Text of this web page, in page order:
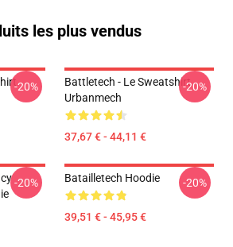
les plus vendus
-20%
Battletech - Le Sweatshirt
Urbanmech
37,67 € - 44,11 €
-20%
-20% Batailletech Hoodie
39,51 € - 45,95 €
-20%